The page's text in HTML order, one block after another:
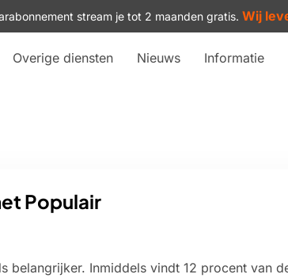
stream je tot 2 maanden gratis. Wij
Overige diensten Nieuws Informatie
Populair
belangrijker. Inmiddels vindt 12 procent van